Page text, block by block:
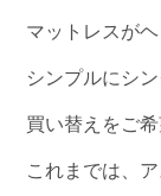
マットレスが
シンプルにシ
買い替えをご希
これまでは、